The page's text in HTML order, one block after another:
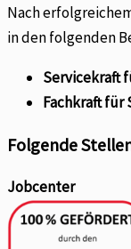
Nach
in den folgenden
Servicekraft
Fachkraft für
Folgende
Jobcenter